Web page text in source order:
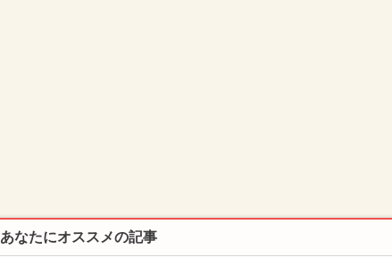
あなたにオススメの記事